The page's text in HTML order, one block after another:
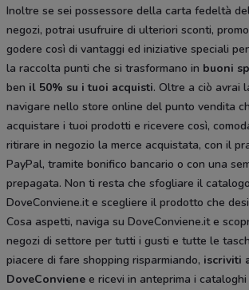
Inoltre se sei possessore della carta fedeltà
negozi, potrai usufruire di ulteriori sconti,
godere così di vantaggi ed iniziative speciali
la raccolta punti che si trasformano in buoni
ben il 50% su i tuoi acquisti. Oltre a ciò avrai
navigare nello store online del punto vendita
acquistare i tuoi prodotti e ricevere così,
ritirare in negozio la merce acquistata, con il
PayPal, tramite bonifico bancario o con una
prepagata. Non ti resta che sfogliare il catalogo
DoveConviene.it e scegliere il prodotto che
Cosa aspetti, naviga su DoveConviene.it e
negozi di settore per tutti i gusti e tutte le
piacere di fare shopping risparmiando, iscriviti
DoveConviene e ricevi in anteprima i